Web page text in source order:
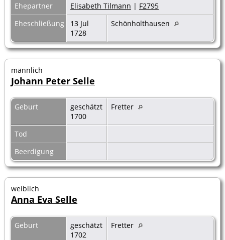
Ehepartner
Elisabeth Tilmann | F2795
Eheschließung
13 Jul
1728
Schönholthausen
männlich
Johann Peter Selle
Geburt
geschätzt
1700
Fretter
Tod
Beerdigung
weiblich
Anna Eva Selle
Geburt
geschätzt
1702
Fretter